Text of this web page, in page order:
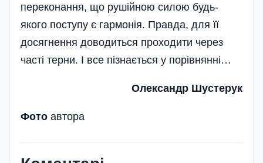
переконання, що рушійною силою будь-
якого поступу є гармонія. Правда, для її
досягнення доводиться проходити через
часті терни. І все пізнається у порівнянні…
Олександр Шустерук
Фото автора